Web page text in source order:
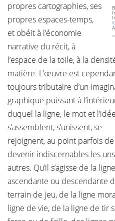
propres cartographies, ses
propres espaces-temps,
et obéit à l’économie
narrative du récit, à
l’espace de la toile, à la
matière. L’œuvre est
toujours tributaire d’un
graphique puissant à
duquel la ligne, le mot et l’idée
s’assemblent, s’unissent, se
rejoignent, au point parfois de
devenir indiscernables les
autres. Qu’il s’agisse de la ligne
ascendante ou descendante
terrain de jeu, de la ligne
ligne de vie, de la ligne de tir